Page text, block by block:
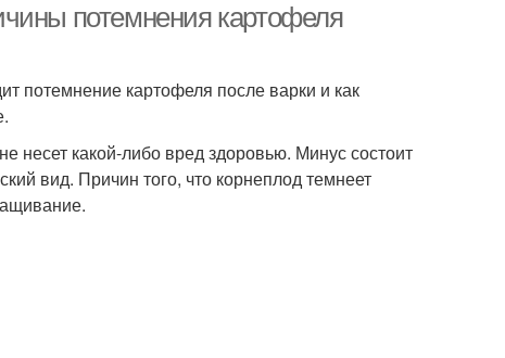
потемнения картофеля
потемнение картофеля после варки и как
несет какой-либо вред здоровью. Минус состоит
вид. Причин того, что корнеплод темнеет